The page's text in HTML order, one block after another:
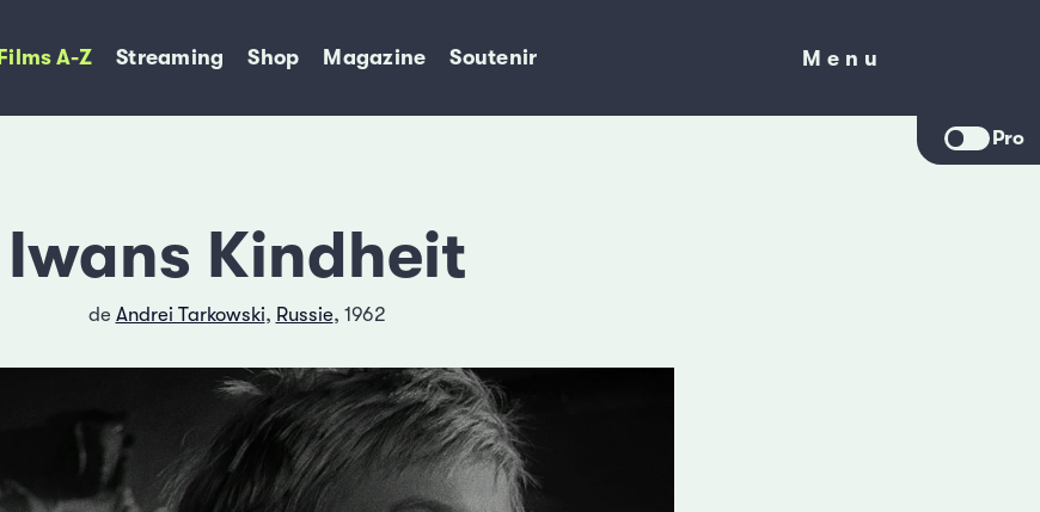
Films A-Z Streaming Shop Magazine Soutenir
Menu
Menu
Pro
Iwans Kindheit
de Andrei Tarkowski, Russie, 1962